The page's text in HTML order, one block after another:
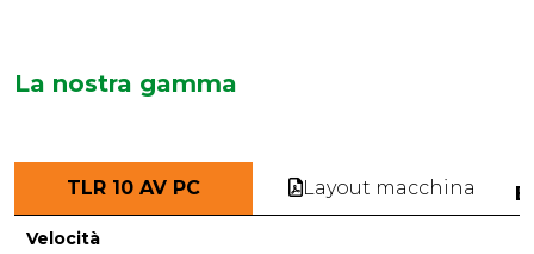
La nostra gamma
TLR 10 AV PC Layout macchina
Velocità